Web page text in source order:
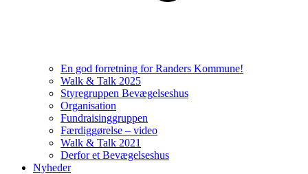
En god forretning for Randers Kommune!
Walk & Talk 2025
Styregruppen Bevægelseshus
Organisation
Fundraisinggruppen
Færdiggørelse – video
Walk & Talk 2021
Derfor et Bevægelseshus
Nyheder